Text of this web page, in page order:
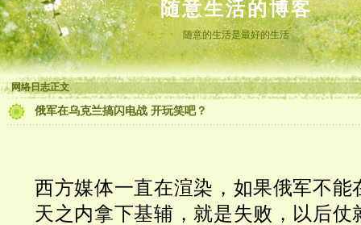
随意生活的博客
随意的生活是最好的生活
网络日志正文
俄军在乌克兰搞闪电战 开玩笑吧？
西方媒体一直在渲染，如果俄军不能
天之内拿下基辅，就是失败，以后仗